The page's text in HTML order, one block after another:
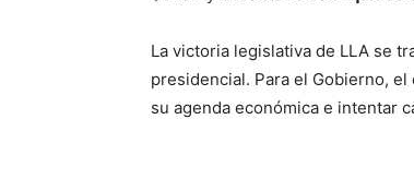
La victoria legislativa de LLA se
presidencial. Para el Gobierno,
su agenda económica e intentar